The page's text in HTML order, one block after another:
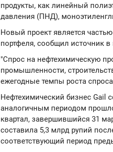
продукты, как линейный
давления (ПНД),
Новый проект является
портфеля, сообщил источник
"Спрос на нефтехимическую
промышленности,
ежегодные темпы роста
Нефтехимический бизнес Gail
аналогичным периодом
квартал, завершившийся 31
составила 5,3 млрд рупий
соответствующий период